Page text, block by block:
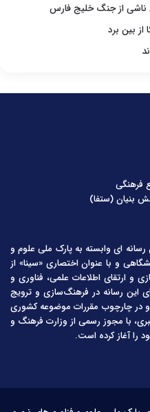
ناشی از جنگ خلیج فارس
بین برد
فرهنگی
بنیان (ستفا)
رسانه ای وابسته به پارک ملی علوم و
و با عنوان اختصاری «سینا» از
سازی و ارتقای اطلاعات علمی، فناوری و
این رسانه در فرهنگ‌سازی و ترویج
و در چارچوب مقررات موضوعه کشوری
با مجوز رسمی از وزارت فرهنگ و